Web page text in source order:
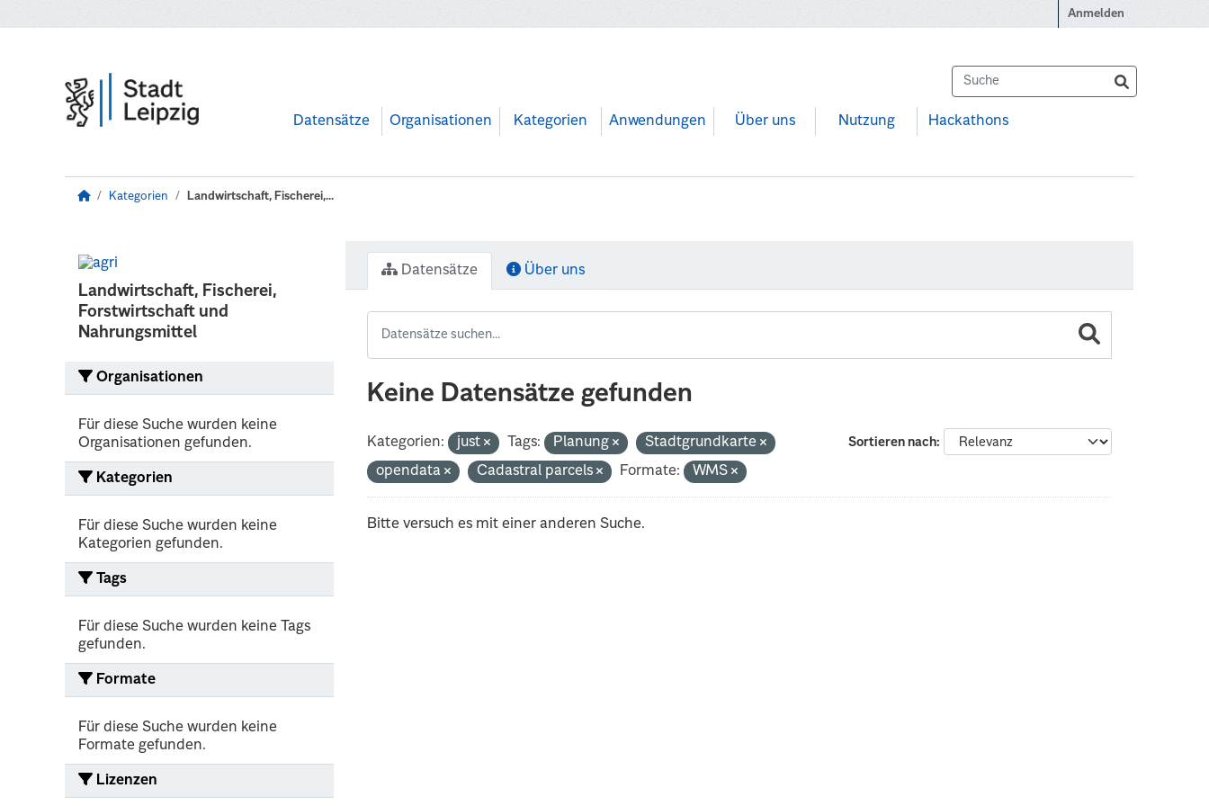
Anmelden
Datensätze Organisationen Kategorien Anwendungen Über uns Nutzung Hackathons
Kategorien Landwirtschaft, Fischerei,...
Landwirtschaft, Fischerei,
Forstwirtschaft und
Nahrungsmittel
Organisationen
Für diese Suche wurden keine
Organisationen gefunden.
Kategorien
Für diese Suche wurden keine
Kategorien gefunden.
Tags
Für diese Suche wurden keine Tags
gefunden.
Formate
Für diese Suche wurden keine
Formate gefunden.
Lizenzen
Datensätze Über uns
Keine Datensätze gefunden
Sortieren nach
Kategorien: just Tags: Planung
Stadtgrundkarte
opendata
Cadastral parcels Formate: WMS
Bitte versuch es mit einer anderen Suche.